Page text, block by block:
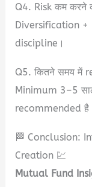
Q4. Risk कम करने
Diversification
discipline।
Q5. कितने समय में
Minimum 3–5
recommended
🏁 Conclusion:
Creation 💹
Mutual Fund